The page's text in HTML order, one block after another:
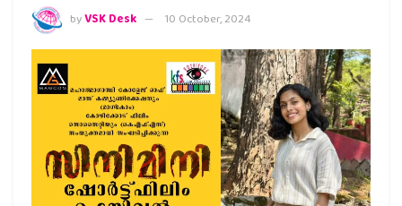
byVSK Desk 10 October, 2024